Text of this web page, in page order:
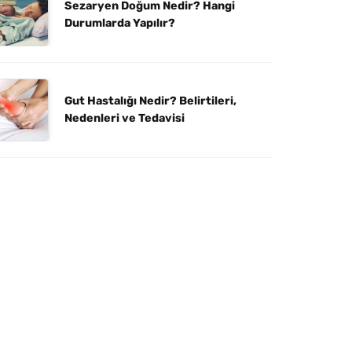
Sezaryen Doğum Nedir? Hangi
Durumlarda Yapılır?
Gut Hastalığı Nedir? Belirtileri,
Nedenleri ve Tedavisi